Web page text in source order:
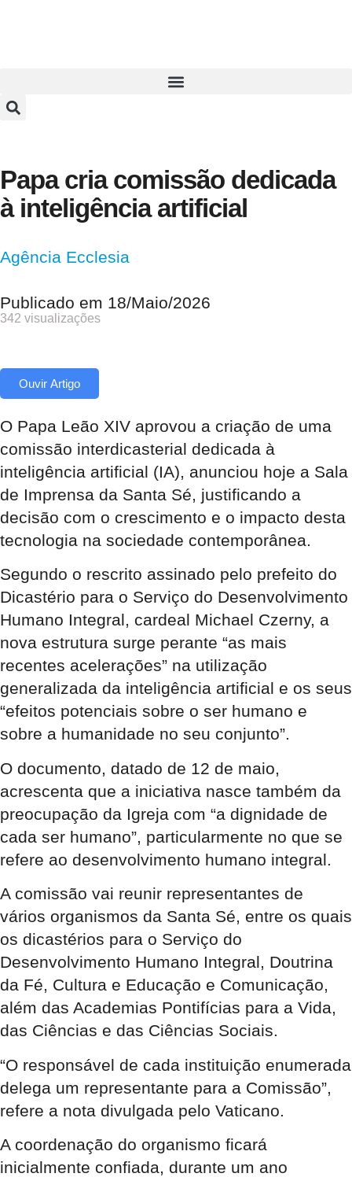
Papa cria comissão dedicada
à inteligência artificial
Agência Ecclesia
Publicado em 18/Maio/2026
342 visualizações
Ouvir Artigo
O Papa Leão XIV aprovou a criação de uma
comissão interdicasterial dedicada à
inteligência artificial (IA), anunciou hoje a Sala
de Imprensa da Santa Sé, justificando a
decisão com o crescimento e o impacto desta
tecnologia na sociedade contemporânea.
Segundo o rescrito assinado pelo prefeito do
Dicastério para o Serviço do Desenvolvimento
Humano Integral, cardeal Michael Czerny, a
nova estrutura surge perante “as mais
recentes acelerações” na utilização
generalizada da inteligência artificial e os seus
“efeitos potenciais sobre o ser humano e
sobre a humanidade no seu conjunto”.
O documento, datado de 12 de maio,
acrescenta que a iniciativa nasce também da
preocupação da Igreja com “a dignidade de
cada ser humano”, particularmente no que se
refere ao desenvolvimento humano integral.
A comissão vai reunir representantes de
vários organismos da Santa Sé, entre os quais
os dicastérios para o Serviço do
Desenvolvimento Humano Integral, Doutrina
da Fé, Cultura e Educação e Comunicação,
além das Academias Pontifícias para a Vida,
das Ciências e das Ciências Sociais.
“O responsável de cada instituição enumerada
delega um representante para a Comissão”,
refere a nota divulgada pelo Vaticano.
A coordenação do organismo ficará
inicialmente confiada, durante um ano